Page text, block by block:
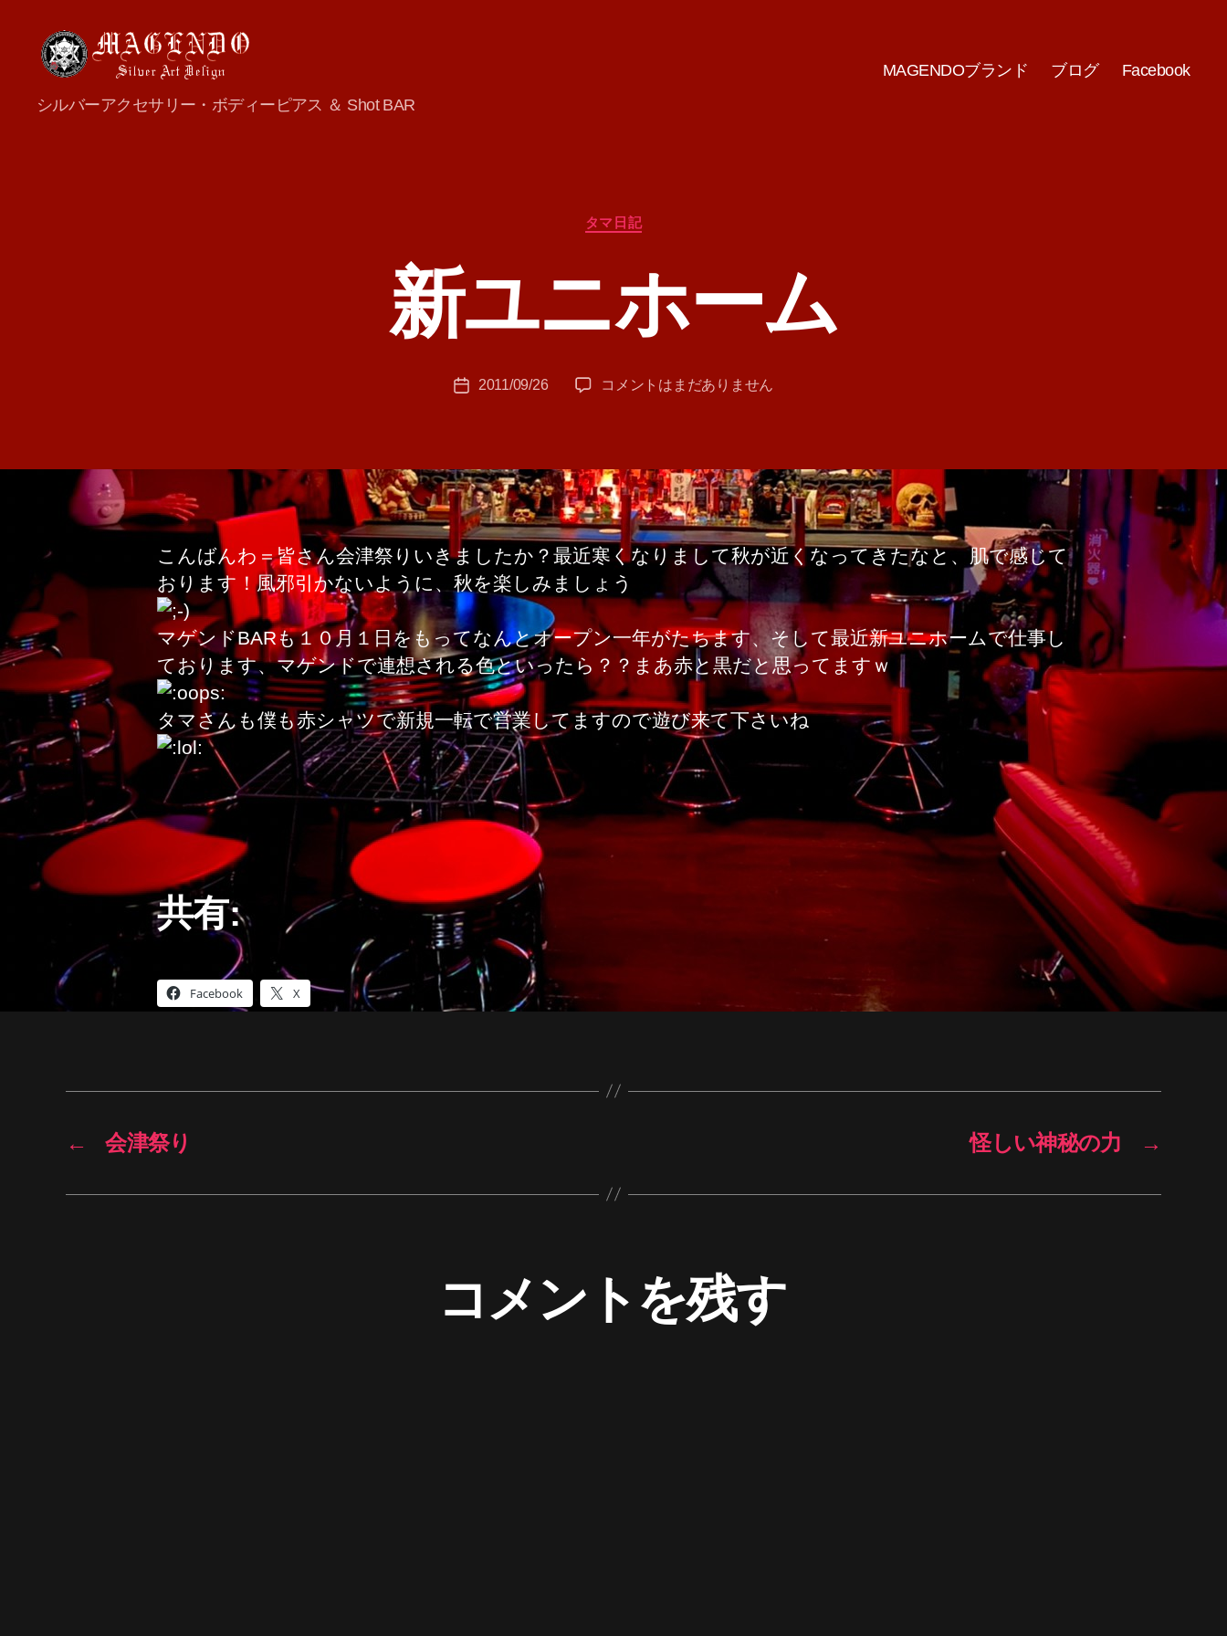
MAGENDO
JAPAN
シルバーアクセサリー・ボディーピアス ＆ Shot BAR
MAGENDOブランド ブログ Facebook
カ
テ
ー
タマ日記
新ユニホーム
作
者
T
投
2011/09/26
新
ー
ム
へ
の
コメントはまだありません
こんばんわ＝皆さん会津祭りいきましたか？最近寒くなりまして秋が近くなってきたなと、肌で感じて
おります！風邪引かないように、秋を楽しみましょう
マゲンドBARも１０月１日をもってなんとオープン一年がたちます、そして最近新ユニホームで仕事し
ております、マゲンドで連想される色といったら？？まあ赤と黒だと思ってますｗ
タマさんも僕も赤シャツで新規一転で営業してますので遊び来て下さいね
共有:
Facebook X
← 会津祭り →
怪しい神秘の力
コメントを残す